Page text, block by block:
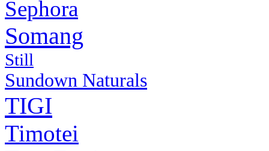
Sephora
Somang
Still
Sundown Naturals
TIGI
Timotei